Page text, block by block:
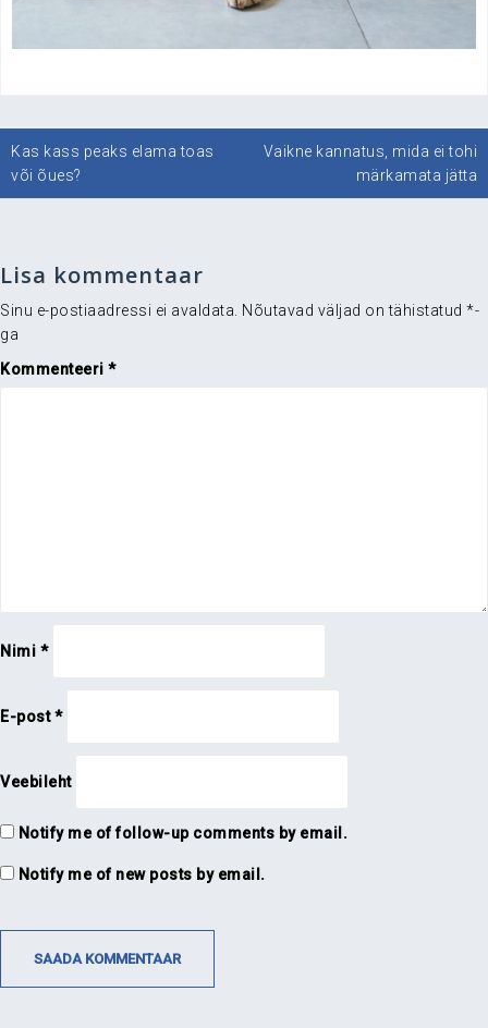
Navigeerimine
Kas kass peaks elama toas
või õues?
Vaikne kannatus, mida ei tohi
märkamata jätta
Lisa kommentaar
Sinu e-postiaadressi ei avaldata. Nõutavad väljad on tähistatud *-
ga
Kommenteeri *
Nimi *
E-post*
Veebileht
Notify me of follow-up comments by email.
Notify me of new posts by email.